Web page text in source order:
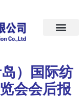
）国际纺
会会后报